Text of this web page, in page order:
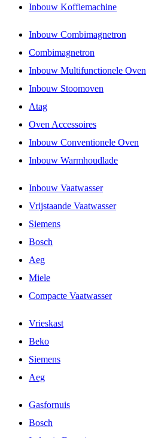
Inbouw Koffiemachine
Inbouw Combimagnetron
Combimagnetron
Inbouw Multifunctionele Oven
Inbouw Stoomoven
Atag
Oven Accessoires
Inbouw Conventionele Oven
Inbouw Warmhoudlade
Inbouw Vaatwasser
Vrijstaande Vaatwasser
Siemens
Bosch
Aeg
Miele
Compacte Vaatwasser
Vrieskast
Beko
Siemens
Aeg
Gasfornuis
Bosch